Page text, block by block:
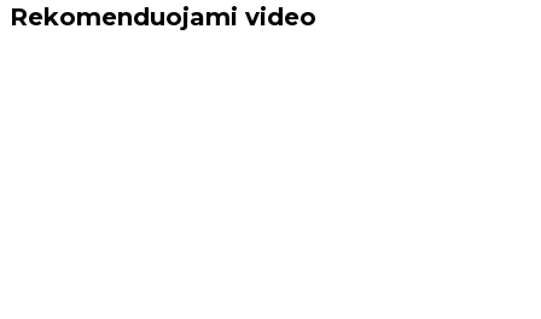
Rekomenduojami video